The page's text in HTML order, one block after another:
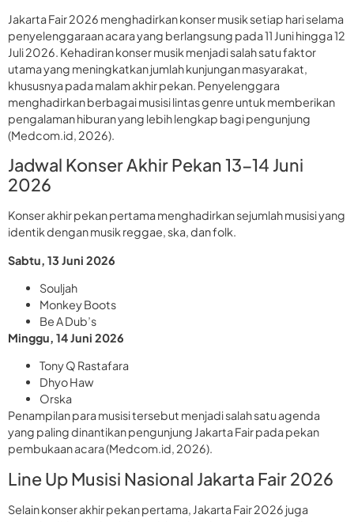
Jakarta Fair 2026 menghadirkan konser musik setiap hari selama
penyelenggaraan acara yang berlangsung pada 11 Juni hingga 12
Juli 2026. Kehadiran konser musik menjadi salah satu faktor
utama yang meningkatkan jumlah kunjungan masyarakat,
khususnya pada malam akhir pekan. Penyelenggara
menghadirkan berbagai musisi lintas genre untuk memberikan
pengalaman hiburan yang lebih lengkap bagi pengunjung
(Medcom.id, 2026).
Jadwal Konser Akhir Pekan 13-14 Juni
2026
Konser akhir pekan pertama menghadirkan sejumlah musisi yang
identik dengan musik reggae, ska, dan folk.
Sabtu, 13 Juni 2026
Souljah
Monkey Boots
Be A Dub’s
Minggu, 14 Juni 2026
Tony Q Rastafara
Dhyo Haw
Orska
Penampilan para musisi tersebut menjadi salah satu agenda
yang paling dinantikan pengunjung Jakarta Fair pada pekan
pembukaan acara (Medcom.id, 2026).
Line Up Musisi Nasional Jakarta Fair 2026
Selain konser akhir pekan pertama, Jakarta Fair 2026 juga